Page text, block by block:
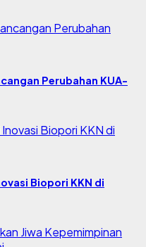
Perubahan KUA-
Biopori KKN di